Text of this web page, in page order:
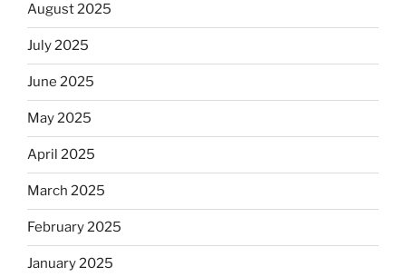
August 2025
July 2025
June 2025
May 2025
April 2025
March 2025
February 2025
January 2025